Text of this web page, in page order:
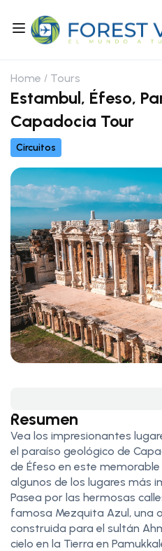
Home Tours
Estambul, Éfeso,
Capadocia Tour
Circuitos
Resumen
Vea los impresionantes
el paraíso geológico de
de Éfeso en este
algunos de los lugares más
Pasea por las hermosas
famosa Mezquita Azul, una
construida para el sultán
cielo en la Tierra en